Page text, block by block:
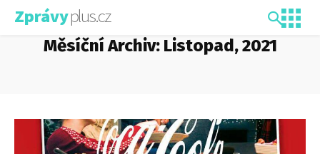
Zprávyplus.cz
Měsíční Archiv: Listopad, 2021